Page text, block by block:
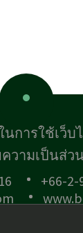
นการใช้เว็บ
วามเป็นส่ว
+66-2-